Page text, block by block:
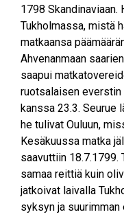
1798
Tukholmassa, mistä
matkaansa
Ahvenanmaan
saapui
ruotsalaisen everstin
kanssa 23.3. Seurue
he tulivat Ouluun,
Kesäkuussa matka
saavuttiin 18.7.1799.
samaa reittiä kuin
jatkoivat laivalla
syksyn ja